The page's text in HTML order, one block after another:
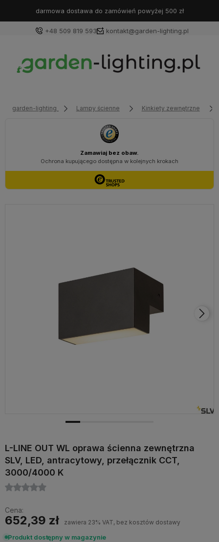
darmowa dostawa do zamówień powyżej 500 zł
+48 509 819 593 kontakt@garden-lighting.pl
Załóż konto
Wybierz coś dla siebie z naszej aktualnej oferty lub
zaloguj się, aby przywrócić dodane produkty do listy
z poprzedniej sesji.
garden-lighting Lampy ścienne Kinkiety zewnętrzne
L-LINE OUT WL oprawa ścienna zewnętrzna
SLV, LED, antracytowy, przełącznik CCT,
3000/4000 K
Cena:
652,39 zł zawiera 23% VAT, bez kosztów dostawy
Produkt dostępny w magazynie